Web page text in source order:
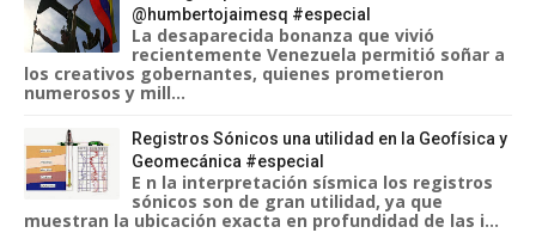
@humbertojaimesq #especial
La desaparecida bonanza que vivió
recientemente Venezuela permitió soñar a
los creativos gobernantes, quienes prometieron
numerosos y mill...
Registros Sónicos una utilidad en la Geofísica y
Geomecánica #especial
E n la interpretación sísmica los registros
sónicos son de gran utilidad, ya que
muestran la ubicación exacta en profundidad de las i...